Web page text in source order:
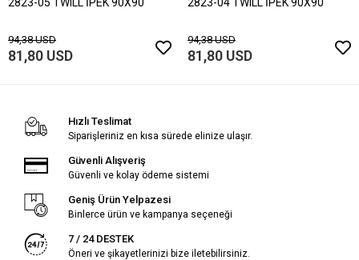
94,38 USD
81,80 USD
94,38 USD
81,80 USD
Hızlı Teslimat
Siparişleriniz en kısa sürede elinize ulaşır.
Güvenli Alışveriş
Güvenli ve kolay ödeme sistemi
Geniş Ürün Yelpazesi
Binlerce ürün ve kampanya seçeneği
7 / 24 DESTEK
Öneri ve şikayetlerinizi bize iletebilirsiniz.